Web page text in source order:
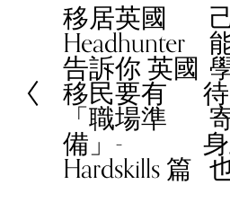
P
r
e
v
o
u
移居英國
Headhunter
告訴你 英國
移民要有
「職場準
備」-
Hardskills 篇